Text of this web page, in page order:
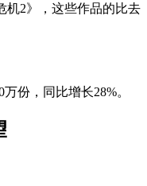
机2》，这些作品的比去
份，同比增长28%。